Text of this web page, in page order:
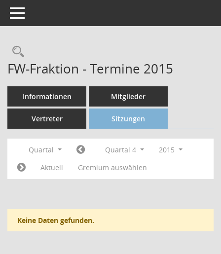
Toggle navigation
FW-Fraktion - Termine 2015
Informationen Mitglieder
Vertreter Sitzungen
Quartal Quartal 4
2015
Aktuell
Gremium auswählen
Keine Daten gefunden.